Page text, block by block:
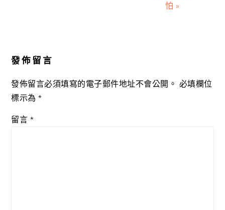
怕 »
發佈留言
發佈留言必須填寫的電子郵件地址不會公開。 必填欄位
標示為*
留言 *